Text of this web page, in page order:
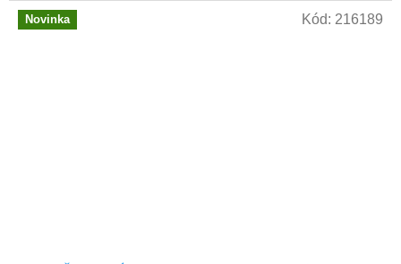
Novinka Kód: 216189